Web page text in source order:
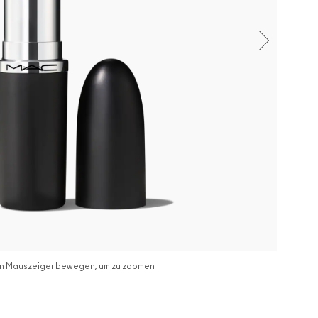
Mauszeiger bewegen, um zu zoomen